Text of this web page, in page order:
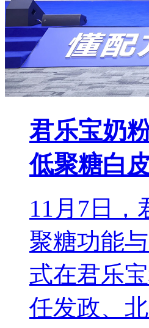
君乐宝奶
低聚糖白
11月7日，
聚糖功能
式在君乐
任发政、